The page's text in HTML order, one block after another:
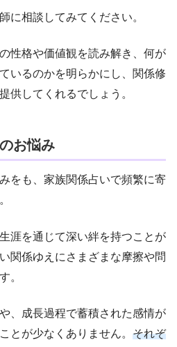
に相談してみてください。
性格や価値観を読み解き、何が
いるのかを明らかにし、関係修
供してくれるでしょう。
お悩み
をも、家族関係占いで頻繁に寄
涯を通じて深い絆を持つことが
関係ゆえにさまざまな摩擦や問
。
、成長過程で蓄積された感情が
とが少なくありません。 それぞ